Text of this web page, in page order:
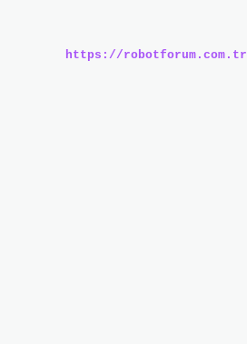
https://robotforum.com.tr